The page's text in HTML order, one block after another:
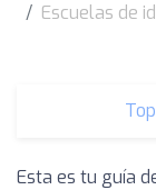
Escuelas de
Esta es tu guía